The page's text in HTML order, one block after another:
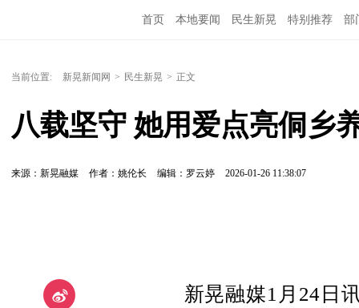
首页 本地要闻 民生新晃 特别推荐 部
当前位置: 新晃新闻网 > 民生新晃 > 正文
八载坚守 她用爱点亮侗乡
来源：新晃融媒 作者：姚伦长 编辑：罗云婷 2026-01-26 11:38:07
新晃融媒1月24日